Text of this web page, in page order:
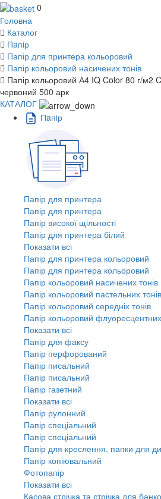
0
Головна
Каталог
Пaпiр
Папір для принтера кольоровий
Папір кольоровий насичених тонів
Папір кольоровий А4 IQ Color 80 г/м2
червоний 500 арк
КАТАЛОГ
Пaпiр
Папір для принтера
Папір для принтера
Папір високої щільності
Папір для принтера білий
Показати всі
Папір для принтера кольоровий
Папір для принтера кольоровий
Папір кольоровий насичених тонів
Папір кольоровий пастельних тонів
Папір кольоровий середніх тонів
Папір кольоровий флуоресцентних
Показати всі
Папір для факсу
Папір перфорований
Папір писальний
Папір писальний
Папір газетний
Показати всі
Папір рулонний
Папір спеціальний
Папір спеціальний
Папір для креслення, папки для
Папір копіювальний
Фотопапір
Показати всі
Касова стрічка та стрічка для